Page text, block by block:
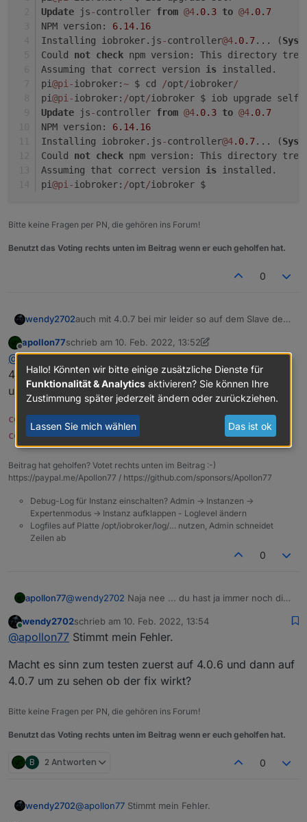
Update js-controller from @4.0.3 to @4.0.7
NPM version: 6.14.16
Installing iobroker.js-controller@4.0.7... (
Could not check npm version: This directory
Assuming that correct version is installed.
pi@pi - iobroker:~ $ cd /opt/iobroker/
pi@pi - iobroker: /opt/iobroker $ iob upgrade self
Update js-controller from @4.0.3 to @4.0.7
NPM version: 6.14.16
Installing iobroker.js-controller@4.0.7... (
Could not check npm version: This directory
Assuming that correct version is installed.
pi@pi - iobroker: /opt/iobroker $
Bitte keine Fragen per PN, die gehören ins Forum!
Benutzt das Voting rechts unten im Beitrag wenn er euch geholfen hat.
0
wendy2702auch mit 4.0.7 bei mir leider so auf dem Slave der
pi@pi-iobroker:~ $ iob upgrade self
Update js-controller from @4.0.3 to @4.0.7
NPM version: 6.14.16
Installing iobroker.js-controller@4.0.7...
Could not check npm version: This
pi@pi-iobroker:~ $ cd /opt/iobroker/
pi@pi-iobroker:/opt/iobroker $ iob
Update js-controller from @4.0.3 to @4.0.7
NPM version: 6.14.16
Installing iobroker.js-controller@4.0.7...
Assuming that correct version is
Offline
apollon77schrieb am 10. Feb. 2022, 13:52
zuletzt editiert von wendy27022. Okt. 2022, 14:53
@wendy2702Naja nee ... du hast ja immer noch die
4.0.3 ... der Fix ist ja erst später drin gewesen :) Dann
upgrade "hart"
cd /opt/iobroker und npm i iobroker.js-
controller@4.0.7 --production
Beitrag hat geholfen? Votet rechts unten im Beitrag :-)
https://paypal.me/Apollon77 / https://github.com/sponsors/Apollon77
Debug-Log für Instanz einschalten? Admin -> Instanzen ->
Expertenmodus -> Instanz aufklappen - Loglevel ändern
Logfiles auf Platte /opt/iobroker/log/… nutzen, Admin schneidet
Zeilen ab
0
apollon77@wendy2702 Naja nee ... du hast ja immer noch die
Dann upgrade "hart"
cd /opt/iobrokerundnpm i iobroker.js-
controller@4.0.7 --production
Online
wendy2702schrieb am 10. Feb. 2022, 13:54
zuletzt editiert von
@apollon77 Stimmt mein Fehler.
Macht es sinn zum testen zuerst auf 4.0.6 und dann auf
4.0.7 um zu sehen ob der fix wirkt?
Bitte keine Fragen per PN, die gehören ins Forum!
Benutzt das Voting rechts unten im Beitrag wenn er euch geholfen hat.
B 2 Antworten 0
wendy2702@apollon77 Stimmt mein Fehler.
Hallo! Könnten wir bitte einige zusätzliche Dienste für
Funktionalität & Analytics aktivieren? Sie können Ihre
Zustimmung später jederzeit ändern oder zurückziehen.
Lassen Sie mich wählen Das ist ok